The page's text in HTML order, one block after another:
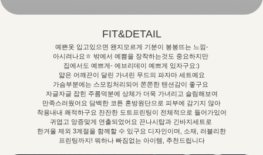
FIT&DETAIL
예쁜옷 입고있으면 왠지모르게 기분이 봉봉뜨는 느낌-
아시려나요ㅎ 밖에서 예쁨을 장착하는것도 중요하지만
집에서도 예쁘게- 에브리데이 예쁘게 있자구요:)
얇은 어깨끈이 달린 가녀린 무드의 파자마 세트예요
가슴부분에는 스모킹처리되어 쫀쫀한 텐션감이 좋구요
자글자글 잡힌 주름덕분에 상체가 더욱 가녀리고 슬림해보여
만족스러웠어요 담백한 코튼 혼방원단으로 피부에 감기지 않아
착용내내 쾌적하구요 잔잔한 도트프린팅이 전체적으로 들어가있어
귀엽고 앙증맞게 연출되었어요 끈나시탑과 긴바지세트로
한겨울 제외 3계절을 함께할 수 있구요 디자인이며, 소재, 러블리한
프린팅까지! 뭐하나 빠짐없는 아이템, 추천드립니다